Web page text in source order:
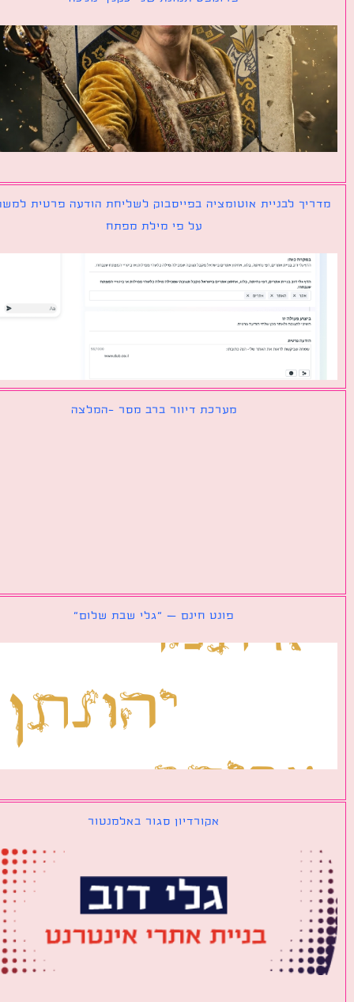
לבניית אוטומציה בפייסבוק לשליחת הודעה פרטית למשתמש
על פי מילת מפתח
מערכת דיוור ברב מסר -המלצה
פונט חינם – ״גלי שבת שלום״
אקורדיון סגור באלמנטור